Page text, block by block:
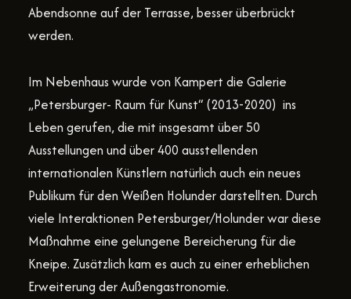
Abendsonne auf der Terrasse, besser überbrückt
werden.
Im Nebenhaus wurde von Kampert die Galerie
„Petersburger- Raum für Kunst“ (2013-2020) ins
Leben gerufen, die mit insgesamt über 50
Ausstellungen und über 400 ausstellenden
internationalen Künstlern natürlich auch ein neues
Publikum für den Weißen Holunder darstellten. Durch
viele Interaktionen Petersburger/Holunder war diese
Maßnahme eine gelungene Bereicherung für die
Kneipe. Zusätzlich kam es auch zu einer erheblichen
Erweiterung der Außengastronomie.